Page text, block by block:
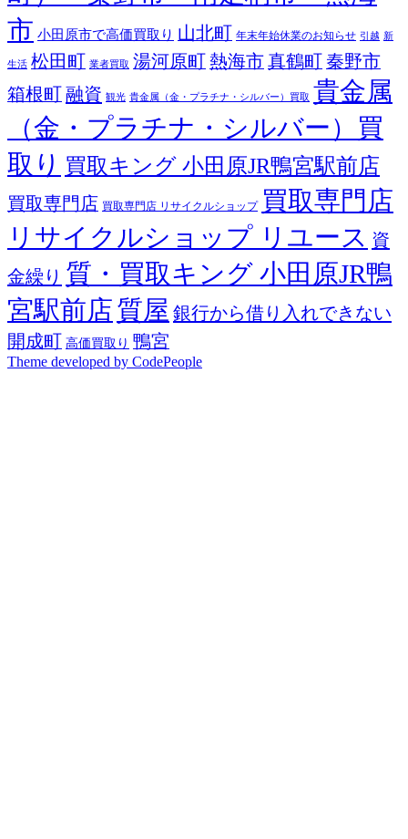
市 小田原市で高価買取り 山北町 年末年始休業のお知らせ 引越 新
生活 松田町 業者買取 湯河原町熱海市真鶴町 秦野市
箱根町融資 観光 貴金属（金・プラチナ・シルバー）買取 貴金属
（金・プラチナ・シルバー）買
取り 買取キング 小田原JR鴨宮駅前店
買取専門店 買取専門店 リサイクルショップ 買取専門店
リサイクルショップ リユース 資
金繰り 質・買取キング 小田原JR鴨
宮駅前店質屋 銀行から借り入れできない
開成町 高価買取り 鴨宮
Theme developed by CodePeople